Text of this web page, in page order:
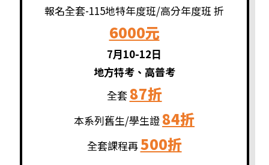
報名全套-115地特年度班/高分年度班 折
6000元
7月10-12日
地方特考、高普考
全套 87折
本系列舊生/學生證 84折
全套課程再500折